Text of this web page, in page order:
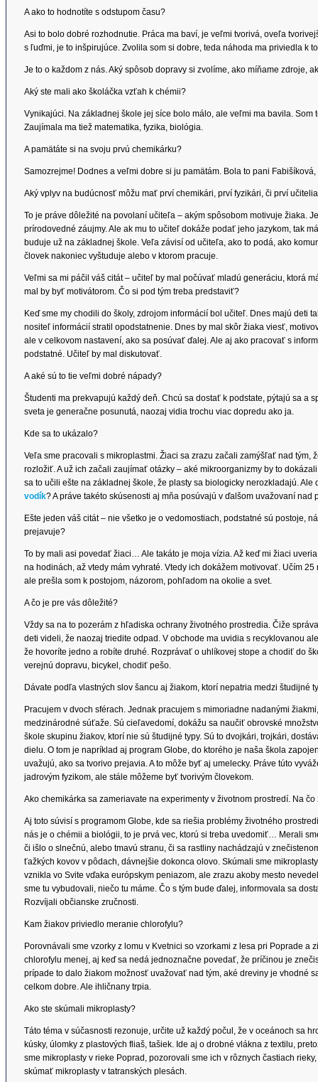
A ako to hodnotíte s odstupom času?
Asi to bolo dobré rozhodnutie. Práca ma baví, je veľmi tvorivá, oveľa
s ľuďmi, je to inšpirujúce. Zvolila som si dobre, teda náhoda ma priviedla k
Je to o každom z nás. Aký spôsob dopravy si zvolíme, ako míňame zdroje,
Aký ste mali ako školáčka vzťah k chémii?
Vynikajúci. Na základnej škole jej síce bolo málo, ale veľmi ma bavila.
Zaujímala ma tiež matematika, fyzika, biológia.
A pamätáte si na svoju prvú chemikárku?
Samozrejme! Dodnes a veľmi dobre si ju pamätám. Bola to pani
Aký vplyv na budúcnosť môžu mať prví chemikári, prví fyzikári, či prví
To je práve dôležité na povolaní učiteľa – akým spôsobom motivuje žiaka.
prírodovedné záujmy. Ale ak mu to učiteľ dokáže podať jeho jazykom, tak
buduje už na základnej škole. Veľa závisí od učiteľa, ako to podá, ako
človek nakoniec vyštuduje alebo v ktorom pracuje.
Veľmi sa mi páčil váš citát – učiteľ by mal počúvať mladú generáciu, ktorá
mal by byť motivátorom. Čo si pod tým treba predstaviť?
Keď sme my chodili do školy, zdrojom informácií bol učiteľ. Dnes majú deti
nositeľ informácií stratil opodstatnenie. Dnes by mal skôr žiaka viesť,
ale v celkovom nastavení, ako sa posúvať ďalej. Ale aj ako pracovať s
podstatné. Učiteľ by mal diskutovať.
A aké sú to tie veľmi dobré nápady?
Študenti ma prekvapujú každý deň. Chcú sa dostať k podstate, pýtajú sa a
sveta je generačne posunutá, naozaj vidia trochu viac dopredu ako ja.
Kde sa to ukázalo?
Veľa sme pracovali s mikroplastmi. Žiaci sa zrazu začali zamýšľať nad
rozložiť. A už ich začali zaujímať otázky – aké mikroorganizmy by to
sa to učili ešte na základnej škole, že plasty sa biologicky nerozkladajú.
vodík? A práve takéto skúsenosti aj mňa posúvajú v ďalšom uvažovaní nad
Ešte jeden váš citát – nie všetko je o vedomostiach, podstatné sú postoje,
prejavuje?
To by mali asi povedať žiaci… Ale takáto je moja vízia. Až keď mi žiaci
na hodinách, až vtedy mám vyhraté. Vtedy ich dokážem motivovať. Učím
ale prešla som k postojom, názorom, pohľadom na okolie a svet.
A čo je pre vás dôležité?
Vždy sa na to pozerám z hľadiska ochrany životného prostredia. Čiže
deti videli, že naozaj triedite odpad. V obchode ma uvidia s recyklovanou
že hovoríte jedno a robíte druhé. Rozprávať o uhlíkovej stope a chodiť do
verejnú dopravu, bicykel, chodiť pešo.
Dávate podľa vlastných slov šancu aj žiakom, ktorí nepatria medzi študijné
Pracujem v dvoch sférach. Jednak pracujem s mimoriadne nadanými
medzinárodné súťaže. Sú cieľavedomí, dokážu sa naučiť obrovské
škole skupinu žiakov, ktorí nie sú študijné typy. Sú to dvojkári, trojkári,
dielu. O tom je napríklad aj program Globe, do ktorého je naša škola
uvažujú, ako sa tvorivo prejavia. A to môže byť aj umelecky. Práve túto
jadrovým fyzikom, ale stále môžeme byť tvorivým človekom.
Ako chemikárka sa zameriavate na experimenty v životnom prostredí. Na
Aj toto súvisí s programom Globe, kde sa riešia problémy životného
nás je o chémii a biológii, to je prvá vec, ktorú si treba uvedomiť… Merali
či išlo o slnečnú, alebo tmavú stranu, či sa rastliny nachádzajú v
ťažkých kovov v pôdach, dávnejšie dokonca olovo. Skúmali sme
vznikla vo Svite vďaka európskym peniazom, ale zrazu akoby mesto
sme tu vybudovali, niečo tu máme. Čo s tým bude ďalej, informovala sa
Rozvíjali občianske zručnosti.
Kam žiakov priviedlo meranie chlorofylu?
Porovnávali sme vzorky z lomu v Kvetnici so vzorkami z lesa pri Poprade a
chlorofylu menej, aj keď sa nedá jednoznačne povedať, že príčinou je
prípade to dalo žiakom možnosť uvažovať nad tým, aké dreviny je vhodné
celkom dobre. Ale ihličnany trpia.
Ako ste skúmali mikroplasty?
Táto téma v súčasnosti rezonuje, určite už každý počul, že v oceánoch sa
kúsky, úlomky z plastových fliaš, tašiek. Ide aj o drobné vlákna z textilu,
sme mikroplasty v rieke Poprad, pozorovali sme ich v rôznych častiach
skúmať mikroplasty v tatranských plesách.